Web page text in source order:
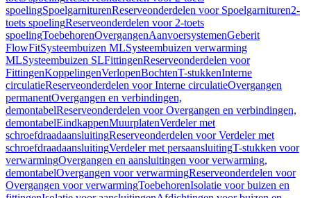
spoelingSpoelgarniturenReserveonderdelen voor Spoelgarnituren2-
toets spoelingReserveonderdelen voor 2-toets
spoelingToebehorenOvergangenAanvoersystemenGeberit
FlowFitSysteembuizen MLSysteembuizen verwarming
MLSysteembuizen SLFittingenReserveonderdelen voor
FittingenKoppelingenVerlopenBochtenT-stukkenInterne
circulatieReserveonderdelen voor Interne circulatieOvergangen
permanentOvergangen en verbindingen,
demontabelReserveonderdelen voor Overgangen en verbindingen,
demontabelEindkappenMuurplatenVerdeler met
schroefdraadaansluitingReserveonderdelen voor Verdeler met
schroefdraadaansluitingVerdeler met persaansluitingT-stukken voor
verwarmingOvergangen en aansluitingen voor verwarming,
demontabelOvergangen voor verwarmingReserveonderdelen voor
Overgangen voor verwarmingToebehorenIsolatie voor buizen en